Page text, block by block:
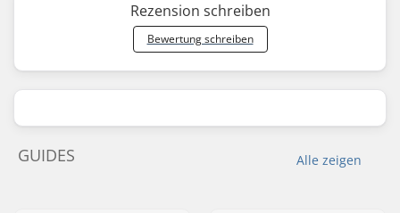
Rezension schreiben
Bewertung schreiben
Alle zeigen
GUIDES